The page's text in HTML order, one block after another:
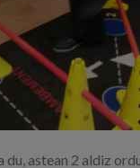
du, astean 2 aldiz